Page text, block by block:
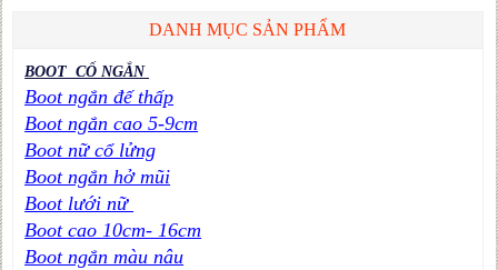
DANH MỤC SẢN PHẨM
BOOT CỔ NGẮN
Boot ngắn đế thấp
Boot ngắn cao 5-9cm
Boot nữ cổ lửng
Boot ngắn hở mũi
Boot lưới nữ
Boot cao 10cm- 16cm
Boot ngắn màu nâu